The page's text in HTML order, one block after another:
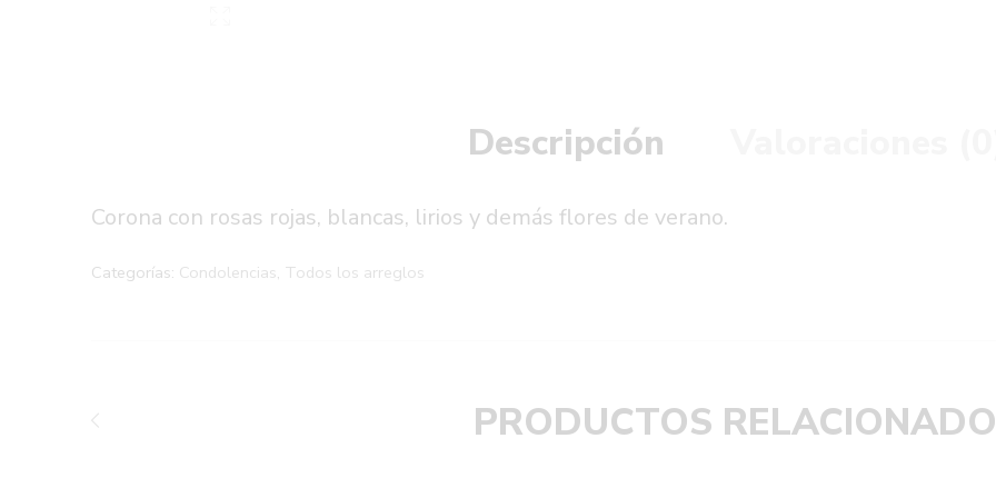
Descripción
Corona con rosas rojas, blancas, lirios y demás flores de verano.
Categorías: Condolencias, Todos los arreglos
PRODUCTOS